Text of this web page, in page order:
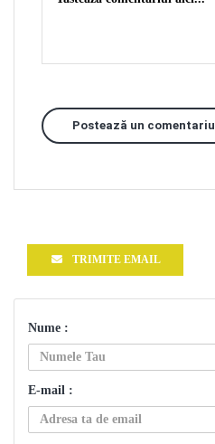
Postează un comentariu
TRIMITE EMAIL
Nume :
E-mail :